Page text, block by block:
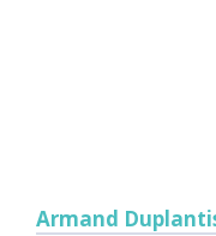
Armand